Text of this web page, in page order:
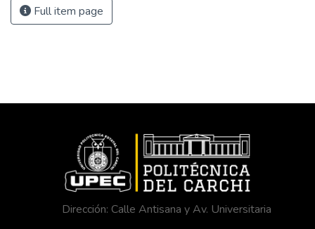
Full item page
Dirección: Calle Antisana y Av. Universitaria